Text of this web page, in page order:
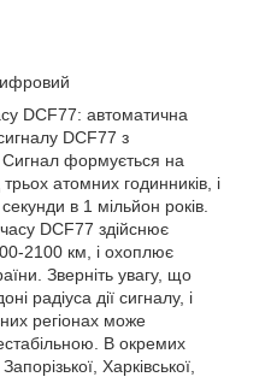
DCF77: автоматична
DCF77 з
формується на
атомних годинників, і
в 1 мільйон років.
DCF77 здійснює
2100 км, і охоплює
Зверніть увагу, що
радіуса дії сигналу, і
регіонах може
В окремих
Харківської,